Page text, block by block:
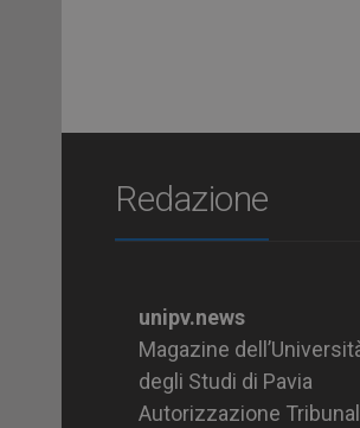
Redazione
unipv.news
Magazine
degli Studi di Pavia
Autorizzazione